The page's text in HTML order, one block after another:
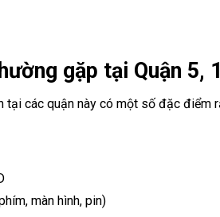
gặp tại Quận 5,
các quận này có một số đặc điểm
màn hình, pin)